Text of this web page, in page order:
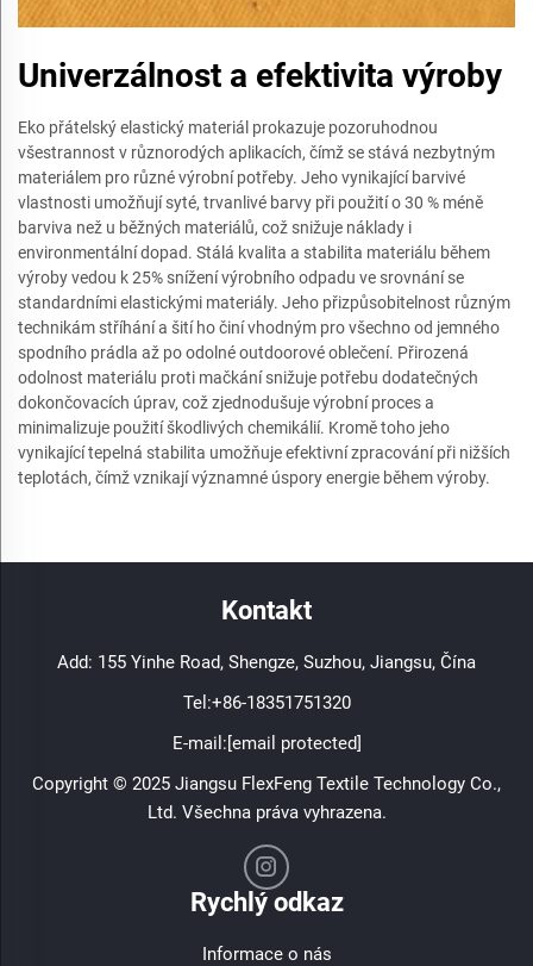
Univerzálnost a efektivita výroby
Eko přátelský elastický materiál prokazuje pozoruhodnou
všestrannost v různorodých aplikacích, čímž se stává nezbytným
materiálem pro různé výrobní potřeby. Jeho vynikající barvivé
vlastnosti umožňují syté, trvanlivé barvy při použití o 30 % méně
barviva než u běžných materiálů, což snižuje náklady i
environmentální dopad. Stálá kvalita a stabilita materiálu během
výroby vedou k 25% snížení výrobního odpadu ve srovnání se
standardními elastickými materiály. Jeho přizpůsobitelnost různým
technikám stříhání a šití ho činí vhodným pro všechno od jemného
spodního prádla až po odolné outdoorové oblečení. Přirozená
odolnost materiálu proti mačkání snižuje potřebu dodatečných
dokončovacích úprav, což zjednodušuje výrobní proces a
minimalizuje použití škodlivých chemikálií. Kromě toho jeho
vynikající tepelná stabilita umožňuje efektivní zpracování při nižších
teplotách, čímž vznikají významné úspory energie během výroby.
Kontakt
Add: 155 Yinhe Road, Shengze, Suzhou, Jiangsu, Čína
Tel:+86-18351751320
E-mail:[email protected]
Copyright © 2025 Jiangsu FlexFeng Textile Technology Co.,
Ltd. Všechna práva vyhrazena.
Rychlý odkaz
Informace o nás